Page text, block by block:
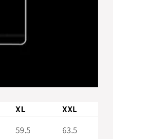
XL
XXL
59.5
63.5